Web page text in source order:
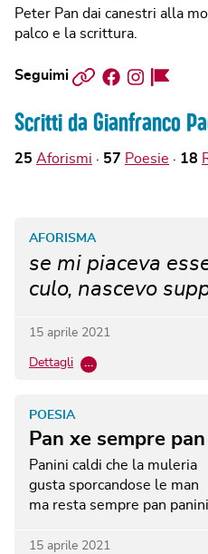
Peter Pan dai canestri alla
palco e la scrittura.
Seguimi Sito Facebook
Instagram
Facebook
Scritti da Gianfranco
25 Aforismi 57 Poesie 18
se mi piaceva
culo, nascevo
AFORISMA
15 aprile 2021
Dettagli …
Pan xe sempre pan
POESIA
Panini caldi che la muleria
gusta sporcandose le man
ma resta sempre pan
15 aprile 2021